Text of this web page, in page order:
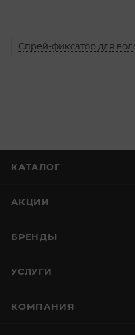
Спрей-фиксатор для
КАТАЛОГ
АКЦИИ
БРЕНДЫ
УСЛУГИ
КОМПАНИЯ